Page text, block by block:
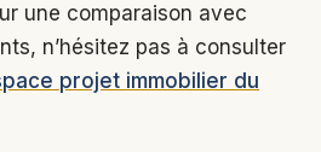
une comparaison avec
n’hésitez pas à consulter
projet immobilier du